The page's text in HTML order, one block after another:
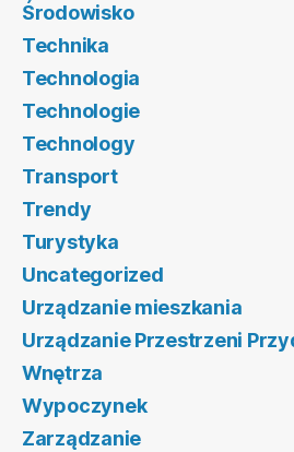
Środowisko
Technika
Technologia
Technologie
Technology
Transport
Trendy
Turystyka
Uncategorized
Urządzanie mieszkania
Urządzanie Przestrzeni
Wnętrza
Wypoczynek
Zarządzanie